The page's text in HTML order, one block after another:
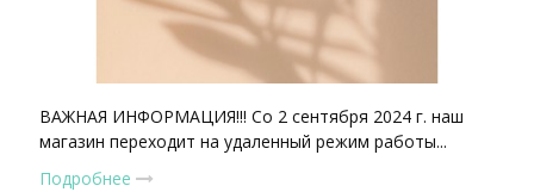
ВАЖНАЯ ИНФОРМАЦИЯ!!! Со 2 сентября 2024 г. наш
магазин переходит на удаленный режим работы...
Подробнее